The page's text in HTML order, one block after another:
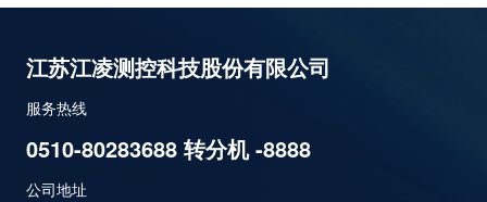
江苏江凌测控科技股份有限公司
服务热线
0510-80283688 转分机 -8888
公司地址